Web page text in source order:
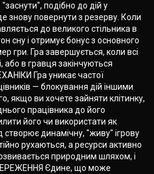
подібно до дій у
знову повернути з резерву. Коли
до великого стільника в
сну і отримує бонус з основного
гри. Гра завершується, коли всі
або в гравця закінчуються
Гра уникає частої
— блокування дій іншими
якщо ви хочете зайняти клітинку,
працівника до його
його чи використати як
створює динамічну, "живу" ігрову
рухаються, а ресурси активно
природним шляхом, і
Єдине, що може